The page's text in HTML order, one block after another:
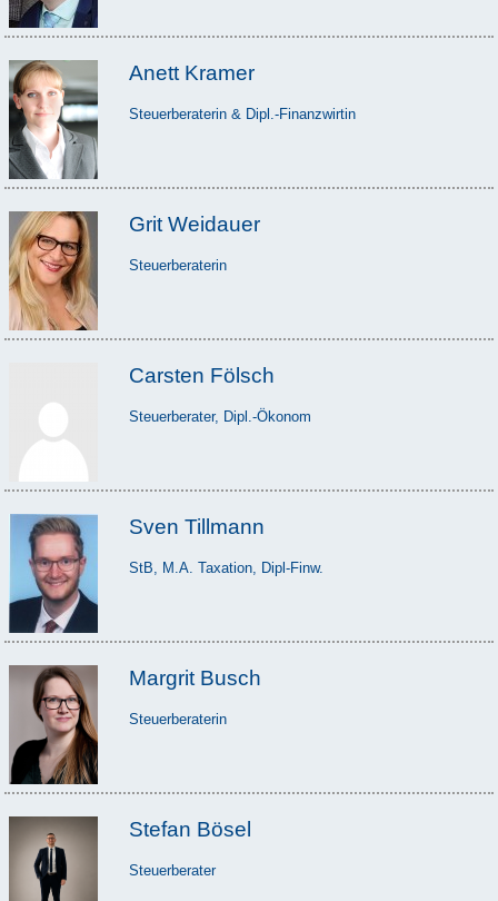
Anett Kramer
Steuerberaterin & Dipl.-Finanzwirtin
Grit Weidauer
Steuerberaterin
Carsten Fölsch
Steuerberater, Dipl.-Ökonom
Sven Tillmann
StB, M.A. Taxation, Dipl-Finw.
Margrit Busch
Steuerberaterin
Stefan Bösel
Steuerberater